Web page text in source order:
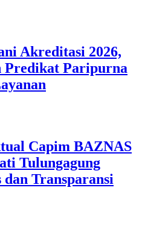
Akreditasi 2026,
Predikat Paripurna
Capim BAZNAS
Tulungagung
Transparansi